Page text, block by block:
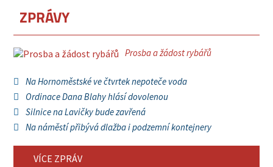
ZPRÁVY
Prosba a žádost rybářů
Na Hornoměstské ve čtvrtek nepoteče voda
Ordinace Dana Blahy hlásí dovolenou
Silnice na Lavičky bude zavřená
Na náměstí přibývá dlažba i podzemní kontejnery
VÍCE ZPRÁV